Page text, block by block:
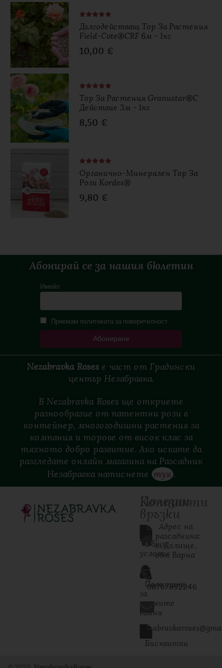
Дългодействащ Тор За Растения
Field-Cote®CRF 6м - 1кг
10,00 €
Тор За Растения Granustar®с
Действие 3м - 1кг
8,50 €
Органично-Минерален Тор За
Рози Kordes®
9,80 €
Абонирай се за нашия бюлетин
Имейл
Приемам политиката за поверителност
Nezabravka Roses е част от Градински
център Незабравка.
В Nezabravka Roses ще откриете
разнообразие от патентни рози в
контейнер, многогодишни растения за
компания и торове от висок клас за
тяхното добро развитие. Ако искате да
разгледате онлайн магазина на Разсадник
Незабравка натиснете тук.
Полезни
връзки
Общи
условия
Политика
за
личните
данни
Бисквитки
Контакти
Адрес на
разсадника:
с. Долище,
обл. Варна
0876/892246